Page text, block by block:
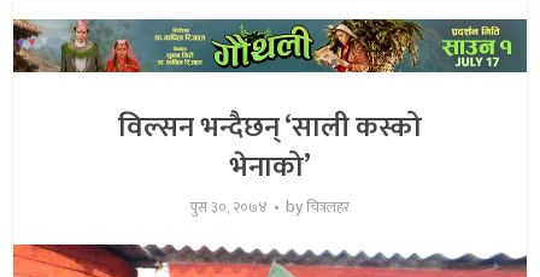
विल्सन भन्दैछन् ‘साली कस्को
भेनाको’
पुस ३०, २०७४ byचित्रलहर